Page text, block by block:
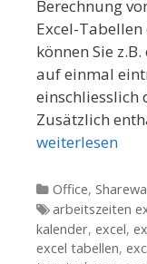
Berechnung
Excel-
können Sie
auf einmal
einschliesslich
Zusätzlich
weiterlesen
Kategorien
Office,
Tags
arbeitszeiten
kalender, excel,
excel tabellen,